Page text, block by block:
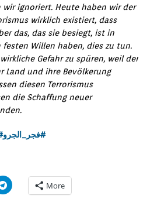
ignoriert. Heute haben wir der
wirklich existiert, dass
das, das sie besiegt, ist in
Willen haben, dies zu tun.
Gefahr zu spüren, weil der
Land und ihre Bevölkerung
diesen Terrorismus
die Schaffung neuer
#فجر_الجرو
More